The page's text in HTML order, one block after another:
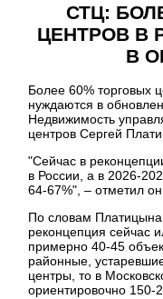
СТЦ:
ЦЕНТРОВ В
В
Более 60% торговых
нуждаются в
Недвижимость
центров Сергей
"Сейчас в
в России, а в 2026-
64-67%", – отметил он.
По словам
реконцепция сейчас
примерно 40-45
районные,
центры, то в
ориентировочно 150-